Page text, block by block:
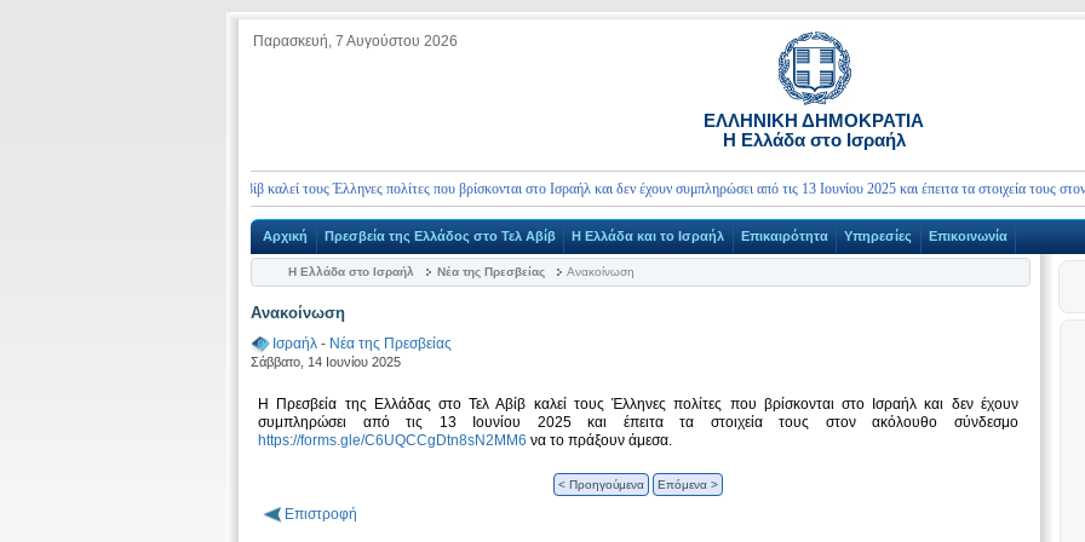
Παρασκευή, 7 Αυγούστου 2026
ΕΛΛΗΝΙΚΗ ΔΗΜΟΚΡΑΤΙΑ
Η Ελλάδα στο Ισραήλ
Η Πρεσβεία της Ελλάδας στο Τελ Αβίβ καλεί τους Έλληνες πολίτες που βρίσκονται στο Ισραήλ και δεν έχουν συμπληρώσει από τις 13 Ιουνίου 2025 και έπειτα τα στοιχεία τους
Αρχική Πρεσβεία της Ελλάδος στο Τελ Αβίβ Η Ελλάδα και το Ισραήλ Επικαιρότητα Υπηρεσίες Επικοινωνία
Η Ελλάδα στο Ισραήλ Νέα της Πρεσβείας Ανακοίνωση
Ανακοίνωση
Ισραήλ - Νέα της Πρεσβείας
Σάββατο, 14 Ιουνίου 2025
Η Πρεσβεία της Ελλάδας στο Τελ Αβίβ καλεί τους Έλληνες πολίτες που βρίσκονται στο Ισραήλ και δεν έχουν
συμπληρώσει από τις 13 Ιουνίου 2025 και έπειτα τα στοιχεία τους στον ακόλουθο σύνδεσμο
https://forms.gle/C6UQCCgDtn8sN2MM6 να το πράξουν άμεσα.
< Προηγούμενα Επόμενα >
Επιστροφή